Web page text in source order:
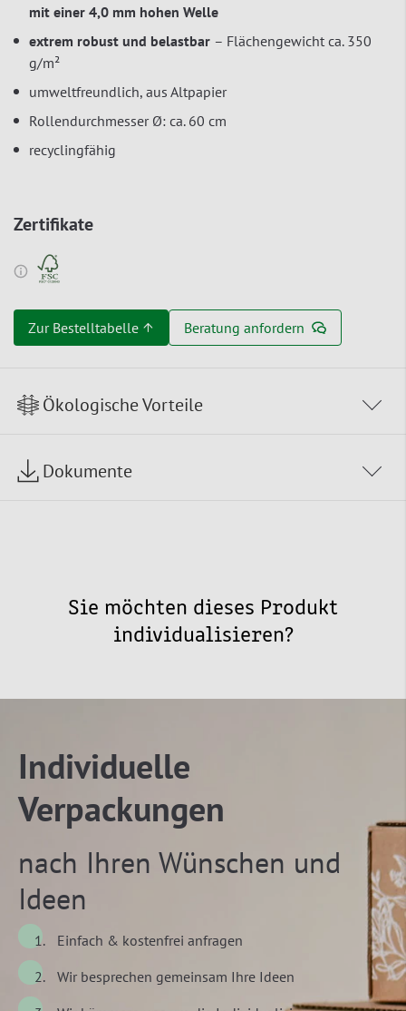
mit einer 4,0 mm hohen Welle
extrem robust und belastbar – Flächengewicht ca. 350
g/m²
umweltfreundlich, aus Altpapier
Rollendurchmesser Ø: ca. 60 cm
recyclingfähig
Zertifikate
Zur Bestelltabelle ↑ Beratung anfordern
Ökologische Vorteile
Dokumente
Sie möchten dieses Produkt
individualisieren?
Individuelle
Verpackungen
nach Ihren Wünschen und
Ideen
Einfach & kostenfrei anfragen
Wir besprechen gemeinsam Ihre Ideen